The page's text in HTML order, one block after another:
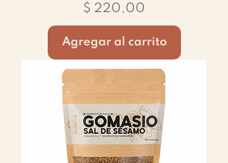
Precio
$ 220,00
Agregar al carrito